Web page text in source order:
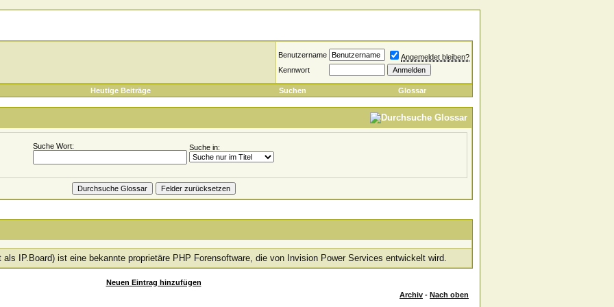
Benutzername
Angemeldet bleiben?
Kennwort
Heutige Beiträge Suchen Glossar
Suche Wort: Suche in:
als IP.Board) ist eine bekannte proprietäre PHP Forensoftware, die von Invision Power Services entwickelt wird.
Neuen Eintrag hinzufügen
Archiv - Nach oben